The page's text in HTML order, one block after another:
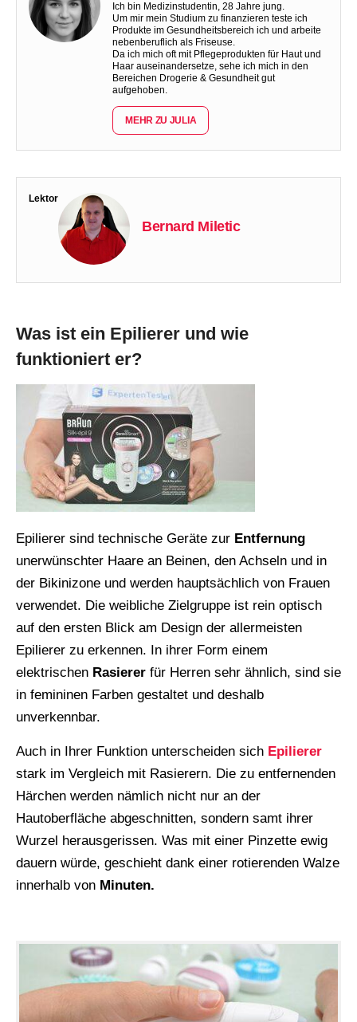
Ich bin Medizinstudentin, 28 Jahre jung.
Um mir mein Studium zu finanzieren teste ich
Produkte im Gesundheitsbereich ich und arbeite
nebenberuflich als Friseuse.
Da ich mich oft mit Pflegeprodukten für Haut und
Haar auseinandersetze, sehe ich mich in den
Bereichen Drogerie & Gesundheit gut
aufgehoben.
MEHR ZU JULIA
Lektor
Bernard Miletic
Was ist ein Epilierer und wie
funktioniert er?
Epilierer sind technische Geräte zur Entfernung
unerwünschter Haare an Beinen, den Achseln und in
der Bikinizone und werden hauptsächlich von Frauen
verwendet. Die weibliche Zielgruppe ist rein optisch
auf den ersten Blick am Design der allermeisten
Epilierer zu erkennen. In ihrer Form einem
elektrischen Rasierer für Herren sehr ähnlich, sind sie
in femininen Farben gestaltet und deshalb
unverkennbar.
Auch in Ihrer Funktion unterscheiden sich Epilierer
stark im Vergleich mit Rasierern. Die zu entfernenden
Härchen werden nämlich nicht nur an der
Hautoberfläche abgeschnitten, sondern samt ihrer
Wurzel herausgerissen. Was mit einer Pinzette ewig
dauern würde, geschieht dank einer rotierenden Walze
innerhalb von Minuten.